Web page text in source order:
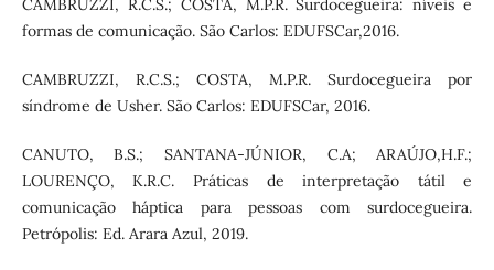
CAMBRUZZI, R.C.S.; COSTA, M.P.R. Surdocegueira: níveis e
formas de comunicação. São Carlos: EDUFSCar,2016.
CAMBRUZZI, R.C.S.; COSTA, M.P.R. Surdocegueira por
síndrome de Usher. São Carlos: EDUFSCar, 2016.
CANUTO, B.S.; SANTANA-JÚNIOR, C.A; ARAÚJO,H.F.;
LOURENÇO, K.R.C. Práticas de interpretação tátil e
comunicação háptica para pessoas com surdocegueira.
Petrópolis: Ed. Arara Azul, 2019.